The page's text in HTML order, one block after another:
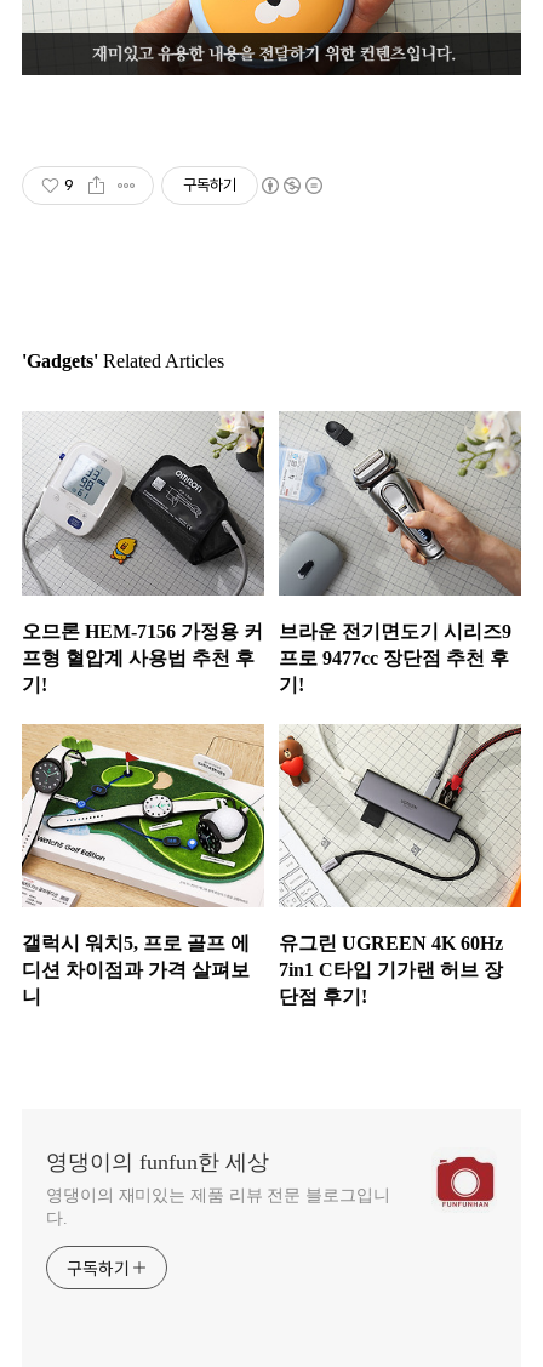
9 구독하기
'Gadgets' Related Articles
오므론 HEM-7156 가정용 커
프형 혈압계 사용법 추천 후
기!
브라운 전기면도기 시리즈9
프로 9477cc 장단점 추천 후
기!
갤럭시 워치5, 프로 골프 에
디션 차이점과 가격 살펴보
니
유그린 UGREEN 4K 60Hz
7in1 C타입 기가랜 허브 장
단점 후기!
영댕이의 funfun한 세상
영댕이의 재미있는 제품 리뷰 전문 블로그입니
다.
구독하기